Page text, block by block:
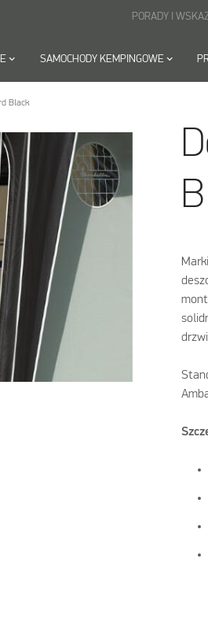
keyboard_arrow_down SAMOCHODY KEMPINGOWE keyboard_arrow_down
PORADY I
Black